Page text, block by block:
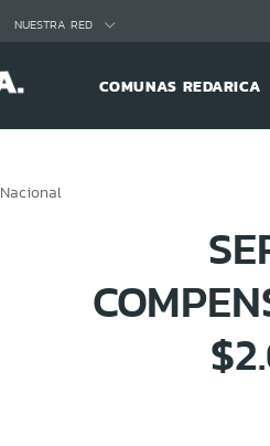
NUESTRA RED
COMUNAS REDARICA
Nacional